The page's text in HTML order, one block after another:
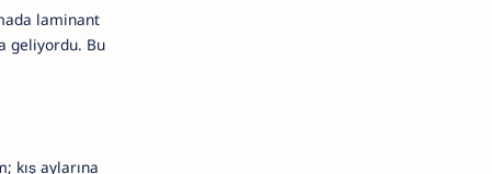
laminant
geliyordu. Bu
kış aylarına